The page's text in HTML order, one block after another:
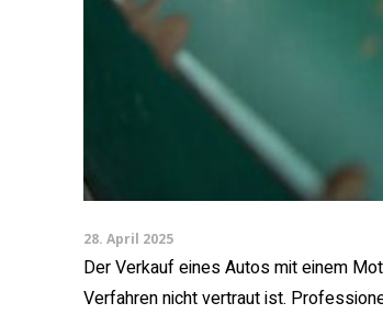
28. April 2025
Der Verkauf eines Autos mit einem
Verfahren nicht vertraut ist.